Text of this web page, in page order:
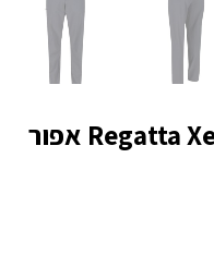
מכנס סטרצ' Regatta Xert Stretch אפור